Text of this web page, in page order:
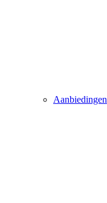
Aanbiedingen